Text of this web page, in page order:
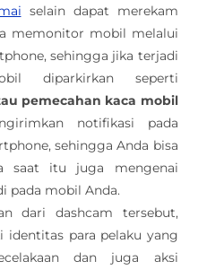
selain dapat merekam
memonitor mobil melalui
sehingga jika terjadi
diparkirkan seperti
pemecahan kaca mobil
notifikasi pada
sehingga Anda bisa
saat itu juga mengenai
pada mobil Anda.
dari dashcam tersebut,
identitas para pelaku yang
dan juga aksi